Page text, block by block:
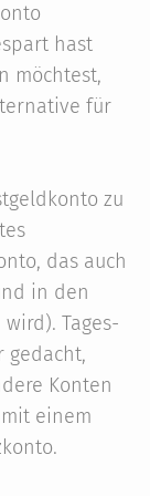
hast
möchtest,
für
zu
das auch
in den
Tages-
gedacht,
Konten
einem